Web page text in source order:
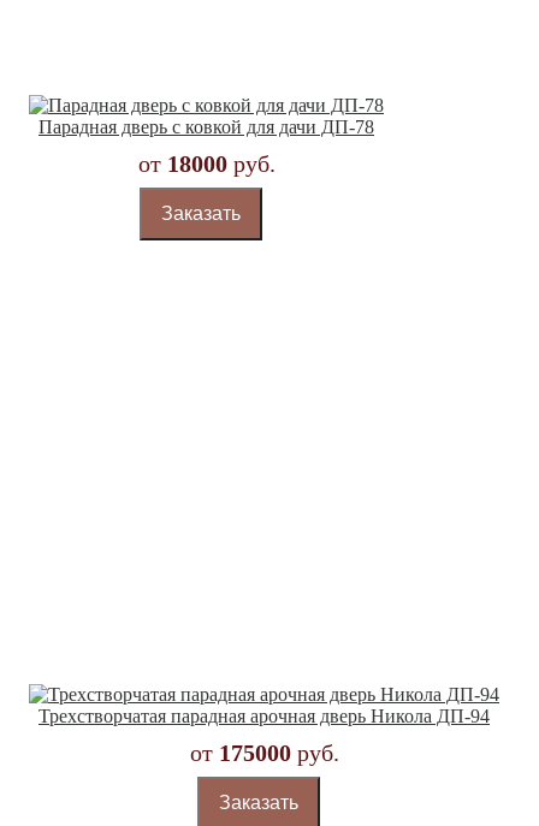
Парадная дверь с ковкой для дачи ДП-78
от 18000руб.
Заказать
Трехстворчатая парадная арочная дверь Никола ДП-94
от 175000руб.
Заказать